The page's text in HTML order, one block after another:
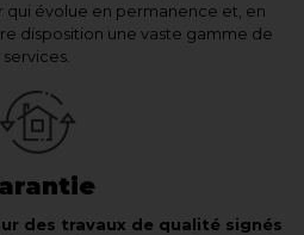
qui évolue en permanence et, en
disposition une vaste gamme de
services.
des travaux de qualité signés